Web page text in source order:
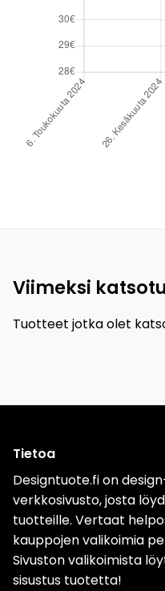
Viimeksi
Tuotteet jotka olet
Tietoa
Designtuote.fi on
verkkosivusto, josta
tuotteille. Vertaat
kauppojen valikoimia
Sivuston valikoimista
sisustus tuotetta!